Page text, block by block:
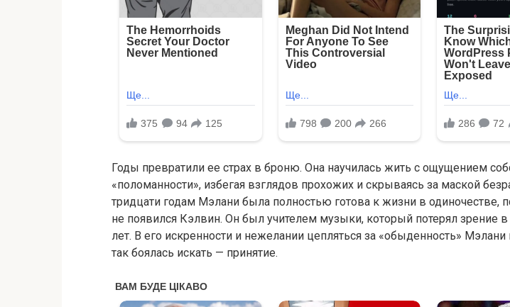
Годы превратили ее страх в броню. Она научилась жить с ощущением
«поломанности», избегая взглядов прохожих и скрываясь за маской
тридцати годам Мэлани была полностью готова к жизни в одиночестве,
не появился Кэлвин. Он был учителем музыки, который потерял зрение
лет. В его искренности и нежелании цепляться за «обыденность» Мэлани
так боялась искать — принятие.